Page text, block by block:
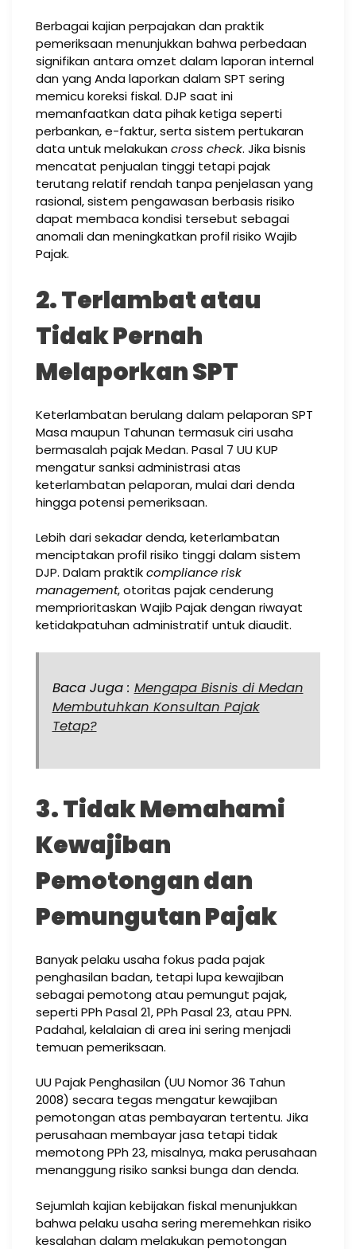
Berbagai kajian perpajakan dan praktik
pemeriksaan menunjukkan bahwa perbedaan
signifikan antara omzet dalam laporan internal
dan yang Anda laporkan dalam SPT sering
memicu koreksi fiskal. DJP saat ini
memanfaatkan data pihak ketiga seperti
perbankan, e-faktur, serta sistem pertukaran
data untuk melakukancross check. Jika bisnis
mencatat penjualan tinggi tetapi pajak
terutang relatif rendah tanpa penjelasan yang
rasional, sistem pengawasan berbasis risiko
dapat membaca kondisi tersebut sebagai
anomali dan meningkatkan profil risiko Wajib
Pajak.
2. Terlambat atau
Tidak Pernah
Melaporkan SPT
Keterlambatan berulang dalam pelaporan SPT
Masa maupun Tahunan termasuk ciri usaha
bermasalah pajak Medan. Pasal 7 UU KUP
mengatur sanksi administrasi atas
keterlambatan pelaporan, mulai dari denda
hingga potensi pemeriksaan.
Lebih dari sekadar denda, keterlambatan
menciptakan profil risiko tinggi dalam sistem
DJP. Dalam praktikcompliance risk
management, otoritas pajak cenderung
memprioritaskan Wajib Pajak dengan riwayat
ketidakpatuhan administratif untuk diaudit.
Baca Juga : Mengapa Bisnis di Medan
Membutuhkan Konsultan Pajak
Tetap?
3. Tidak Memahami
Kewajiban
Pemotongan dan
Pemungutan Pajak
Banyak pelaku usaha fokus pada pajak
penghasilan badan, tetapi lupa kewajiban
sebagai pemotong atau pemungut pajak,
seperti PPh Pasal 21, PPh Pasal 23, atau PPN.
Padahal, kelalaian di area ini sering menjadi
temuan pemeriksaan.
UU Pajak Penghasilan (UU Nomor 36 Tahun
2008) secara tegas mengatur kewajiban
pemotongan atas pembayaran tertentu. Jika
perusahaan membayar jasa tetapi tidak
memotong PPh 23, misalnya, maka perusahaan
menanggung risiko sanksi bunga dan denda.
Sejumlah kajian kebijakan fiskal menunjukkan
bahwa pelaku usaha sering meremehkan risiko
kesalahan dalam melakukan pemotongan